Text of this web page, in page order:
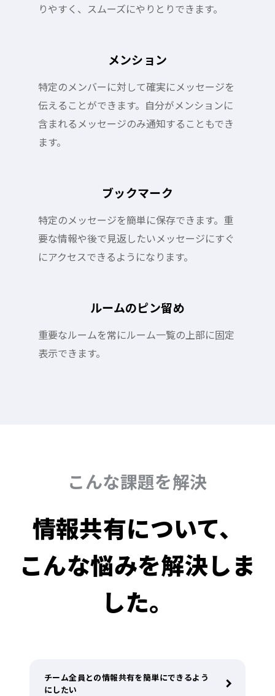
りやすく、スムーズにやりとりできます。
メンション
特定のメンバーに対して確実にメッセージを
伝えることができます。自分がメンションに
含まれるメッセージのみ通知することもでき
ます。
ブックマーク
特定のメッセージを簡単に保存できます。重
要な情報や後で見返したいメッセージにすぐ
にアクセスできるようになります。
ルームのピン留め
重要なルームを常にルーム一覧の上部に固定
表示できます。
こんな課題を解決
情報共有について、
こんな悩みを解決しま
した。
チーム全員との情報共有を簡単にできるよう
にしたい